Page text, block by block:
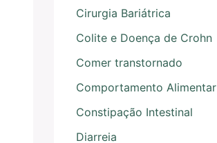
Cirurgia Bariátrica
Colite e Doença de Crohn
Comer transtornado
Comportamento Alimentar
Constipação Intestinal
Diarreia